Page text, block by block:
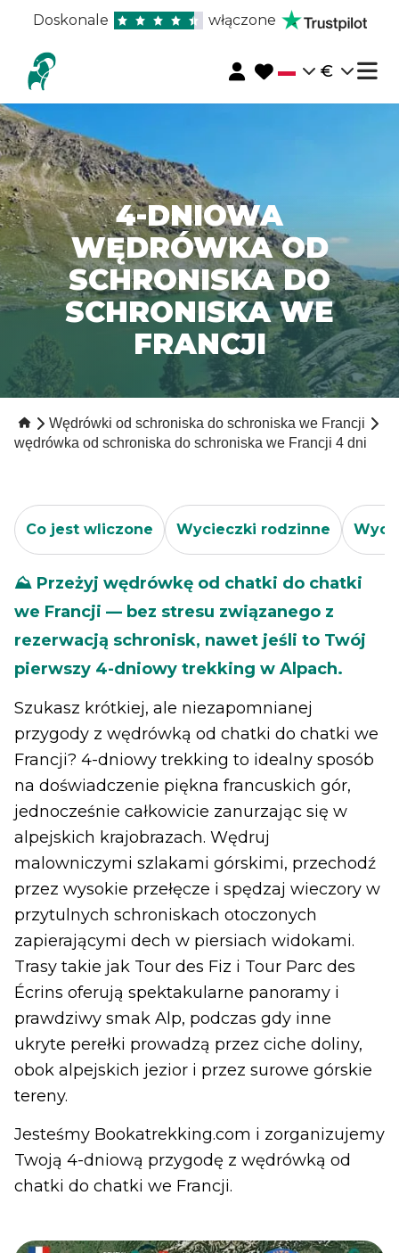
Doskonale włączone
€
4-DNIOWA
WĘDRÓWKA OD
SCHRONISKA DO
SCHRONISKA WE
FRANCJI
Wędrówki od schroniska do schroniska we Francji
wędrówka od schroniska do schroniska we Francji 4 dni
Co jest wliczone Wycieczki rodzinne
⛰️ Przeżyj wędrówkę od chatki do chatki
we Francji — bez stresu związanego z
rezerwacją schronisk, nawet jeśli to Twój
pierwszy 4-dniowy trekking w Alpach.
Szukasz krótkiej, ale niezapomnianej
przygody z wędrówką od chatki do chatki we
Francji? 4-dniowy trekking to idealny sposób
na doświadczenie piękna francuskich gór,
jednocześnie całkowicie zanurzając się w
alpejskich krajobrazach. Wędruj
malowniczymi szlakami górskimi, przechodź
przez wysokie przełęcze i spędzaj wieczory w
przytulnych schroniskach otoczonych
zapierającymi dech w piersiach widokami.
Trasy takie jak Tour des Fiz i Tour Parc des
Écrins oferują spektakularne panoramy i
prawdziwy smak Alp, podczas gdy inne
ukryte perełki prowadzą przez ciche doliny,
obok alpejskich jezior i przez surowe górskie
tereny.
Jesteśmy Bookatrekking.com i zorganizujemy
Twoją 4-dniową przygodę z wędrówką od
chatki do chatki we Francji.